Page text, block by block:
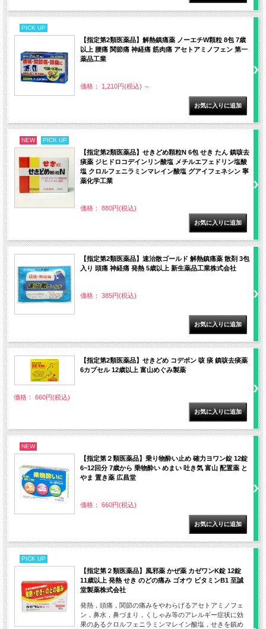
PICK UP
【指定第2類医薬品】解熱鎮痛薬 ノーエチW顆粒 8包 7歳
以上 腰痛 関節痛 神経痛 筋肉痛 アセトアミノフェン 第一
薬品工業
価格： 1,210円(税込) ～
NEW PICK UP
【指定第2類医薬品】せきどめ顆粒N 6包 せき たん 鎮咳去
痰薬 ジヒドロコデインリン酸塩 メチルエフェドリン塩酸
塩 クロルフェニラミンマレイン酸塩 グアイフェネシン 寧
薬化学工業
価格： 880円(税込)
【指定第2類医薬品】速治散ゴールド 解熱鎮痛薬 散剤 3包
入り 頭痛 神経痛 発熱 5歳以上 新生薬品工業株式会社
価格： 385円(税込)
【指定第2類医薬品】せきどめ コデポン 咳 痰 鎮咳去痰薬
6カプセル 12歳以上 富山めぐみ製薬
価格： 660円(税込)
NEW
【指定第２類医薬品】乗り物酔い止め 確力ヨワン錠 12錠
6~12回分 7歳から 乗物酔い めまい 吐き気 富山 配置薬 と
やま 置き薬 広昌堂
価格： 660円(税込)
PICK UP
【指定第２類医薬品】風邪薬 かぜ薬 カゼワンK錠 12錠
11歳以上 発熱 せき のどの痛み ゴオウ ビタミンB1 至誠
堂製薬株式会社
発熱，頭痛，関節の痛みをやわらげるアセトアミノフェ
ン，鼻水，鼻づまり，くしゃみ等のアレルギー症状に効
果のあるクロルフェニラミンマレイン酸塩，せきを鎮め